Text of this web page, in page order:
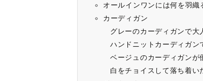
オールインワンには何を羽織
カーディガン
グレーのカーディガンで大
ハンドニットカーディガン
ベージュのカーディガンが
白をチョイスして落ち着い